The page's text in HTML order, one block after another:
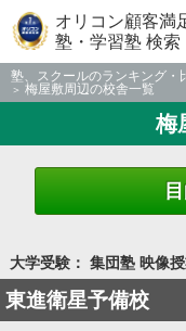
オリコン顧客満
塾・学習塾 検索
塾、スクールのランキング・
梅屋敷周辺の校舎一覧
梅
大学受験： 集団塾 映像
東進衛星予備校